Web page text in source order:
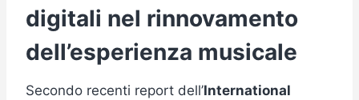
digitali nel rinnovamento
dell’esperienza musicale
Secondo recenti report dell’International